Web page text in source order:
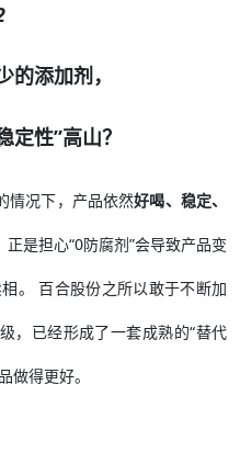
的添加剂，
定性”高山？
情况下，产品依然好喝、稳定、
是担心“0防腐剂”会导致产品变
。 百合股份之所以敢于不断加
，已经形成了一套成熟的“替代
做得更好。